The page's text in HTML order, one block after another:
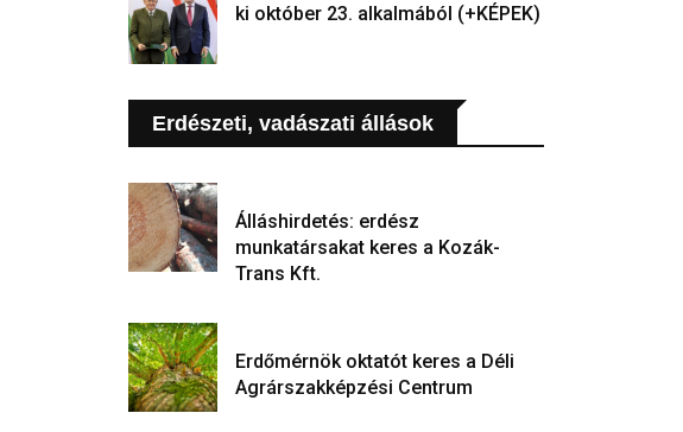
ki október 23. alkalmából (+KÉPEK)
Erdészeti, vadászati állások
Álláshirdetés: erdész
munkatársakat keres a Kozák-
Trans Kft.
Erdőmérnök oktatót keres a Déli
Agrárszakképzési Centrum